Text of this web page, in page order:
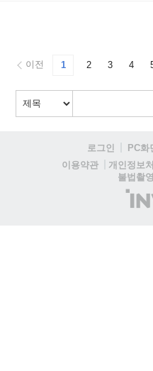
이전 1 2 3 4
로그인 PC화
이용약관
개인정보
불법촬